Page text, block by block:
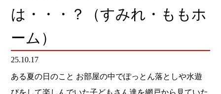
は・・・？（すみれ・ももホ
ーム）
25.10.17
ある夏の日のこと お部屋の中でぽっとん落としや水遊
びをして楽しんでいた子どもさん達を網戸から見ていた